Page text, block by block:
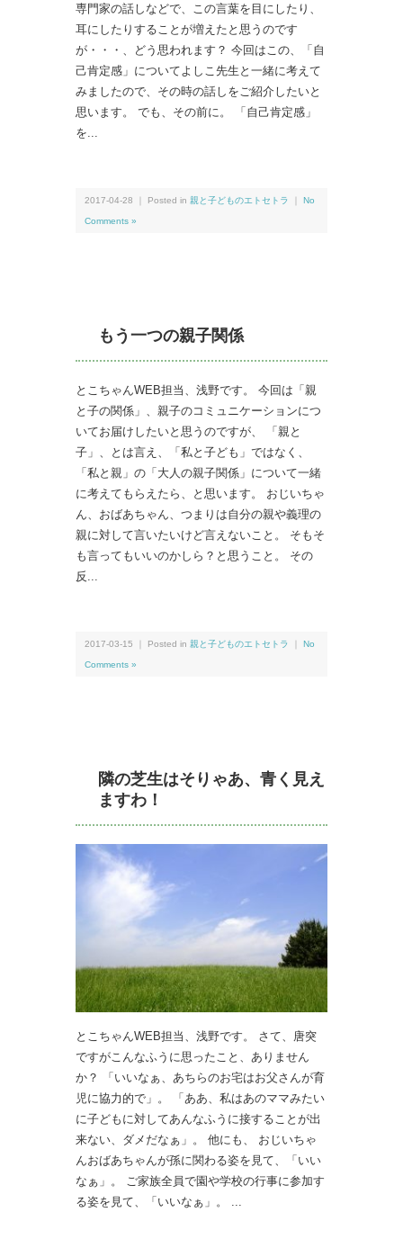
専門家の話しなどで、この言葉を目にしたり、
耳にしたりすることが増えたと思うのです
が・・・、どう思われます？ 今回はこの、「自
己肯定感」についてよしこ先生と一緒に考えて
みましたので、その時の話しをご紹介したいと
思います。 でも、その前に。 「自己肯定感」
を...
2017-04-28 ｜ Posted in 親と子どものエトセトラ No
Comments »
もう一つの親子関係
とこちゃんWEB担当、浅野です。 今回は「親
と子の関係」、親子のコミュニケーションにつ
いてお届けしたいと思うのですが、 「親と
子」、とは言え、「私と子ども」ではなく、
「私と親」の「大人の親子関係」について一緒
に考えてもらえたら、と思います。 おじいちゃ
ん、おばあちゃん、つまりは自分の親や義理の
親に対して言いたいけど言えないこと。 そもそ
も言ってもいいのかしら？と思うこと。 その
反...
2017-03-15 ｜ Posted in 親と子どものエトセトラ No
Comments »
隣の芝生はそりゃあ、青く見え
ますわ！
とこちゃんWEB担当、浅野です。 さて、唐突
ですがこんなふうに思ったこと、ありません
か？ 「いいなぁ、あちらのお宅はお父さんが育
児に協力的で」。 「ああ、私はあのママみたい
に子どもに対してあんなふうに接することが出
来ない、ダメだなぁ」。 他にも、 おじいちゃ
んおばあちゃんが孫に関わる姿を見て、「いい
なぁ」。 ご家族全員で園や学校の行事に参加す
る姿を見て、「いいなぁ」。 ...